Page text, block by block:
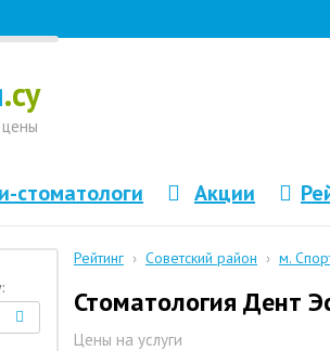
.су
цены
стоматологи Акции
Рейтинг › Советский район › м.
Стоматология Дент
Цены на услуги